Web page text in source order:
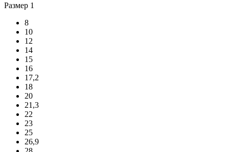
Размер 1
8
10
12
14
15
16
17,2
18
20
21,3
22
23
25
26,9